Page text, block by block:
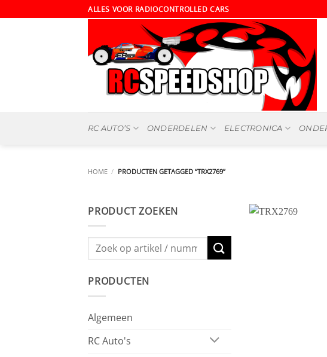
naar
ALLES VOOR RADIOCONTROLLED CARS
RC AUTO’S ONDERDELEN ELECTRONICA
HOME / PRODUCTEN GETAGGED “TRX2769”
PRODUCT ZOEKEN
Zoeken
naar:
PRODUCTEN
Algemeen
RC Auto's